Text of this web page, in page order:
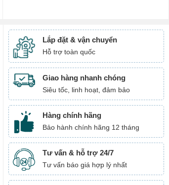
Lắp đặt & vận chuyển
Hỗ trợ toàn quốc
Giao hàng nhanh chóng
Siêu tốc, linh hoạt, đảm bảo
Hàng chính hãng
Bảo hành chính hãng 12 tháng
Tư vấn & hỗ trợ 24/7
Tư vấn báo giá hợp lý nhất